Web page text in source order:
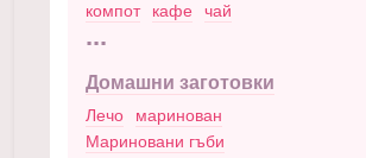
компот кафе чай
...
Домашни заготовки
Лечо
маринован
Мариновани гъби